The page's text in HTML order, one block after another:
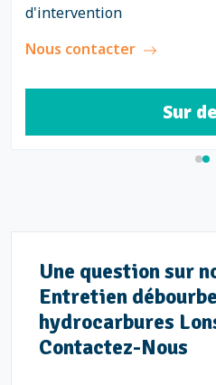
Sur devis
Une question sur
Entretien
hydrocarbures
Contactez-Nous